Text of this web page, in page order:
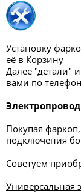
Установку
её в Корзину
Далее "детали"
вами по
Покупая фаркоп,
подключения
Советуем
Универсальная